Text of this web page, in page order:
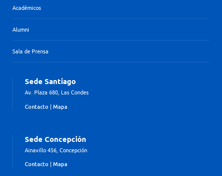
Académicos
Alumni
Sala de Prensa
Sede Santiago
Av. Plaza 680, Las Condes
Contacto | Mapa
Sede Concepción
Ainavillo 456, Concepción
Contacto | Mapa